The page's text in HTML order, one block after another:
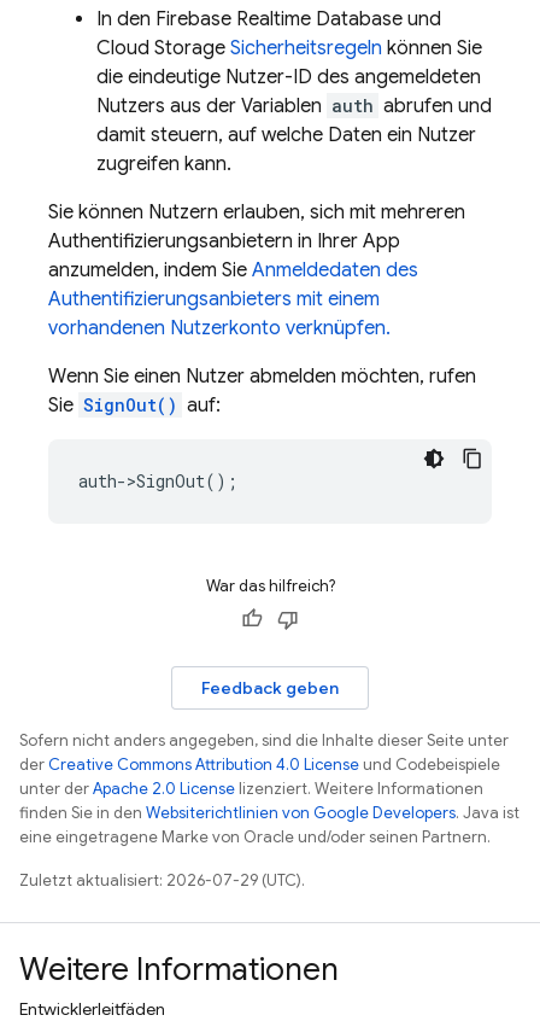
In den Firebase Realtime Database und
Cloud Storage Sicherheitsregeln können Sie
die eindeutige Nutzer-ID des angemeldeten
Nutzers aus der Variablen auth abrufen und
damit steuern, auf welche Daten ein Nutzer
zugreifen kann.
Sie können Nutzern erlauben, sich mit mehreren
Authentifizierungsanbietern in Ihrer App
anzumelden, indem Sie Anmeldedaten des
Authentifizierungsanbieters mit einem
vorhandenen Nutzerkonto verknüpfen.
Wenn Sie einen Nutzer abmelden möchten, rufen
Sie SignOut() auf:
auth->SignOut();
War das hilfreich?
Feedback geben
Sofern nicht anders angegeben, sind die Inhalte dieser Seite unter
derCreative Commons Attribution 4.0 License und Codebeispiele
unter derApache 2.0 License lizenziert. Weitere Informationen
finden Sie in den Websiterichtlinien von Google Developers. Java ist
eine eingetragene Marke von Oracle und/oder seinen Partnern.
Zuletzt aktualisiert: 2026-07-29 (UTC).
Weitere Informationen
Entwicklerleitfäden